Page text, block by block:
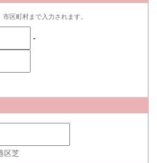
区町村まで入力されます。
-
区芝